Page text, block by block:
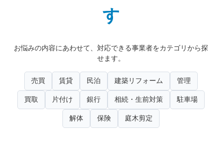
す
お悩みの内容にあわせて、対応できる事業者をカテゴリから探
せます。
売買 賃貸 民泊 建築リフォーム 管理
買取 片付け 銀行 相続・生前対策 駐車場
解体 保険 庭木剪定